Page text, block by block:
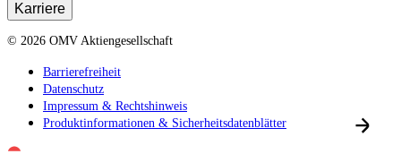
Karriere
© 2026 OMV Aktiengesellschaft
Barrierefreiheit
Datenschutz
Impressum & Rechtshinweis
Produktinformationen & Sicherheitsdatenblätter